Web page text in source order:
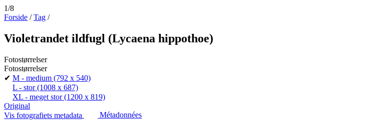
1/8
Forside /Tag /
Violetrandet ildfugl (Lycaena hippothoe)
Fotostørrelser
Fotostørrelser
✔ M - medium (792 x 540)
L - stor(1008 x 687)
XL - meget stor(1200 x 819)
Original
Vis fotografiets metadata
Métadonnées